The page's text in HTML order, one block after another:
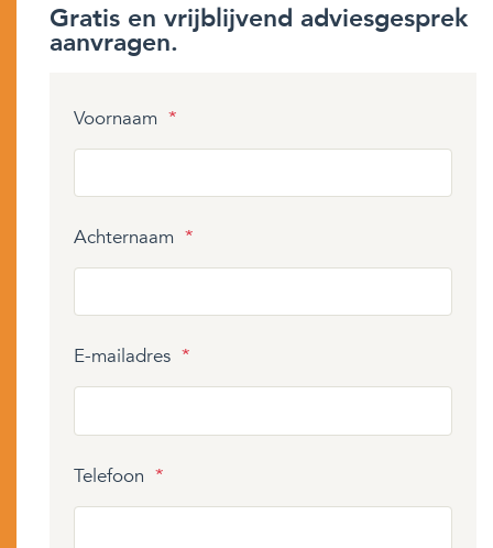
Gratis en vrijblijvend adviesgesprek
aanvragen.
Voornaam *
Achternaam *
E-mailadres *
Telefoon *